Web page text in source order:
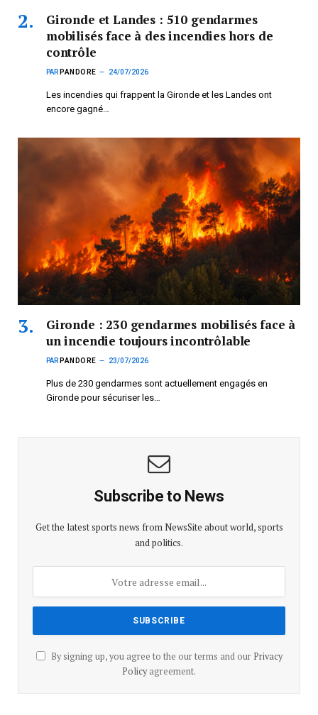
Gironde et Landes : 510 gendarmes
mobilisés face à des incendies hors de
contrôle
PAR PANDORE 24/07/2026
Les incendies qui frappent la Gironde et les Landes ont
encore gagné…
Gironde : 230 gendarmes mobilisés face à
un incendie toujours incontrôlable
PAR PANDORE 23/07/2026
Plus de 230 gendarmes sont actuellement engagés en
Gironde pour sécuriser les…
Subscribe to News
Get the latest sports news from NewsSite about world, sports
and politics.
By signing up, you agree to the our terms and our Privacy
Policyagreement.